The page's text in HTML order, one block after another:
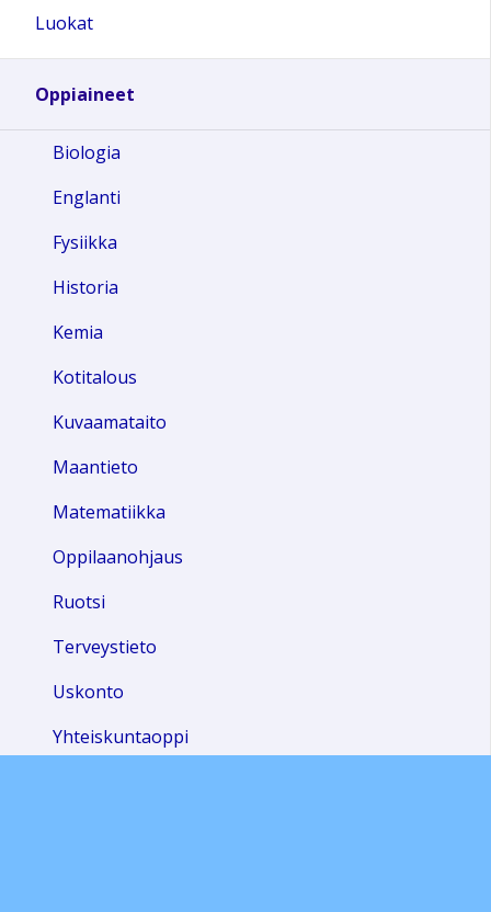
Luokat
Oppiaineet
Biologia
Englanti
Fysiikka
Historia
Kemia
Kotitalous
Kuvaamataito
Maantieto
Matematiikka
Oppilaanohjaus
Ruotsi
Terveystieto
Uskonto
Yhteiskuntaoppi